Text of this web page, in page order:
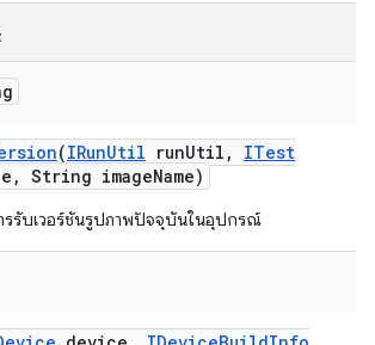
(IRunUtil runUtil ,
ITest
, String imageName)
รรับเวอร์ชันรูปภาพปัจจุบันในอุปกรณ์